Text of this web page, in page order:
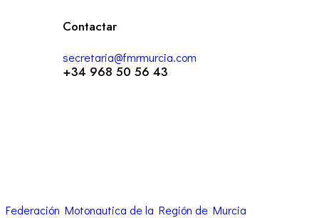
Contactar
secretaria@fmrmurcia.com
+34 968 50 56 43
Federación Motonautica de la Región de Murcia